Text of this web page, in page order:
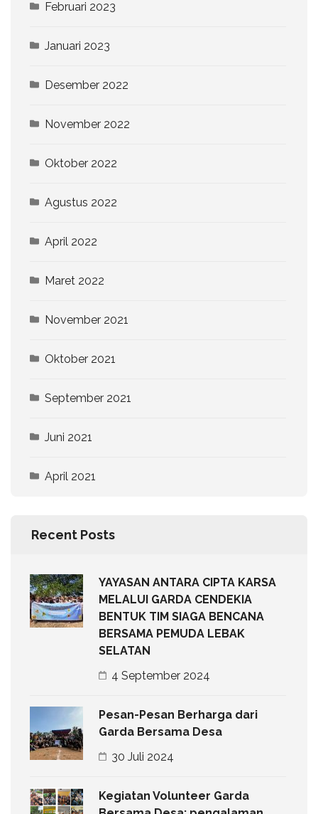
Februari 2023
Januari 2023
Desember 2022
November 2022
Oktober 2022
Agustus 2022
April 2022
Maret 2022
November 2021
Oktober 2021
September 2021
Juni 2021
April 2021
Recent Posts
YAYASAN ANTARA CIPTA KARSA
MELALUI GARDA CENDEKIA
BENTUK TIM SIAGA BENCANA
BERSAMA PEMUDA LEBAK
SELATAN
4 September 2024
Pesan-Pesan Berharga dari
Garda Bersama Desa
30 Juli 2024
Kegiatan Volunteer Garda